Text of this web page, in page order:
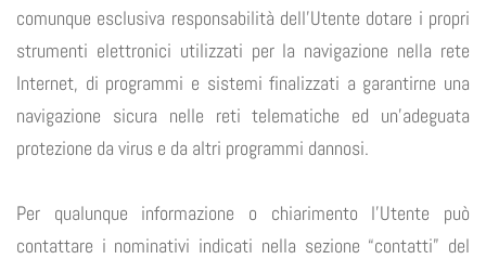
comunque esclusiva responsabilità dell’Utente dotare i propri
strumenti elettronici utilizzati per la navigazione nella rete
Internet, di programmi e sistemi finalizzati a garantirne una
navigazione sicura nelle reti telematiche ed un’adeguata
protezione da virus e da altri programmi dannosi.
Per qualunque informazione o chiarimento l’Utente può
contattare i nominativi indicati nella sezione “contatti” del